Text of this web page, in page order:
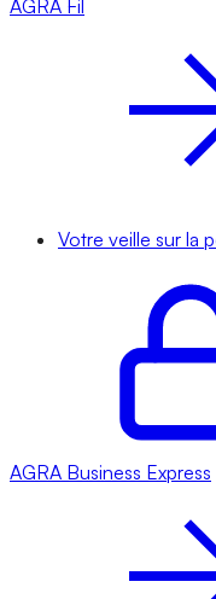
AGRA Fil
Votre veille sur la
AGRA Business Express